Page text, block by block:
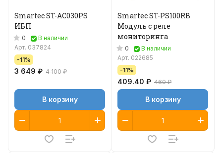
Smartec ST-AC030PS
ИБП
0
В наличии
Арт. 037824
-11%
3 649 ₽ 4 100 ₽
В корзину
Smartec ST-PS100RB
Модуль с реле
мониторинга
0
В наличии
Арт. 022685
-11%
409.40 ₽ 460 ₽
В корзину